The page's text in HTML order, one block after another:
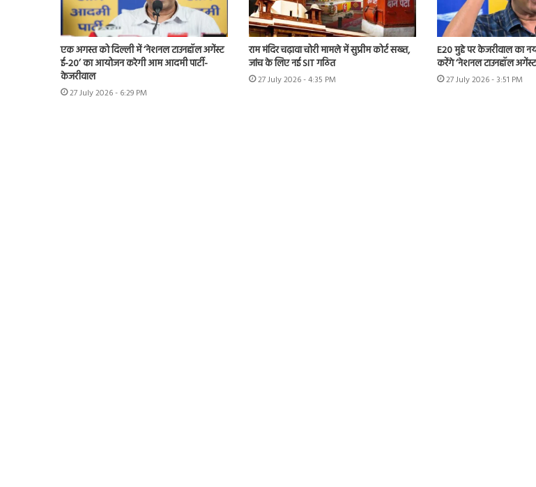
एक अगस्त को दिल्ली में ‘नेशनल टाउनहॉल अगेंस्ट
ई-20’ का आयोजन करेगी आम आदमी पार्टी-
केजरीवाल
27 July 2026 - 6:29 PM
राम मंदिर चढ़ावा चोरी मामले में सुप्रीम कोर्ट सख्त,
जांच के लिए नई SIT गठित
27 July 2026 - 4:35 PM
E20 मुद्दे पर केजरीवाल का
करेंगे ‘नेशनल टाउनहॉल
27 July 2026 - 3:51 PM